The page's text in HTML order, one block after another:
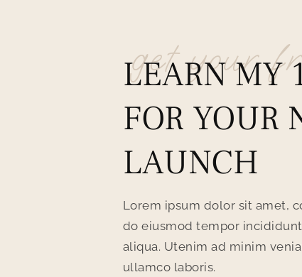
get your
LEARN MY
FOR YOUR
LAUNCH
Lorem ipsum dolor sit amet,
do eiusmod tempor
aliqua. Utenim ad minim
ullamco laboris.